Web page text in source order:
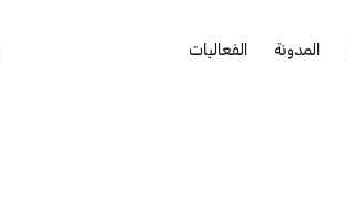
المدونة الفعاليات